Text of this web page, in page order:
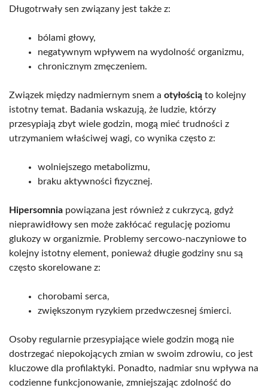
Długotrwały sen związany jest także z:
bólami głowy,
negatywnym wpływem na wydolność organizmu,
chronicznym zmęczeniem.
Związek między nadmiernym snem a otyłością to kolejny
istotny temat. Badania wskazują, że ludzie, którzy
przesypiają zbyt wiele godzin, mogą mieć trudności z
utrzymaniem właściwej wagi, co wynika często z:
wolniejszego metabolizmu,
braku aktywności fizycznej.
Hipersomnia powiązana jest również z cukrzycą, gdyż
nieprawidłowy sen może zakłócać regulację poziomu
glukozy w organizmie. Problemy sercowo-naczyniowe to
kolejny istotny element, ponieważ długie godziny snu są
często skorelowane z:
chorobami serca,
zwiększonym ryzykiem przedwczesnej śmierci.
Osoby regularnie przesypiające wiele godzin mogą nie
dostrzegać niepokojących zmian w swoim zdrowiu, co jest
kluczowe dla profilaktyki. Ponadto, nadmiar snu wpływa na
codzienne funkcjonowanie, zmniejszając zdolność do